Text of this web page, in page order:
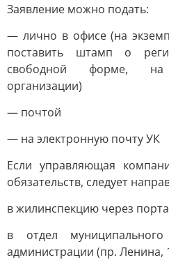
Заявление можно подать:
— лично в офисе (на
поставить штамп о
свободной форме, на
организации)
— почтой
— на электронную почту УК
Если управляющая
обязательств, следует
в жилинспекцию через
в отдел
администрации (пр. Ленина,